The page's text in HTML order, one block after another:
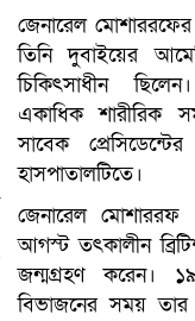
জেনারেল মোশাররফের
তিনি দুবাইয়ের
চিকিৎসাধীন
একাধিক শারীরিক
সাবেক
হাসপাতালটিতে।
জেনারেল
আগস্ট তৎকালীন
জন্মগ্রহণ করেন।
বিভাজনের সময় তার